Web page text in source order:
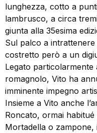
lunghezza, cotto a
lambrusco, a circa
giunta alla 35esima
Sul palco a
costretto però a un
Legato
romagnolo, Vito ha
imminente impegno
Insieme a Vito anche
Roncato, ormai
Mortadella o